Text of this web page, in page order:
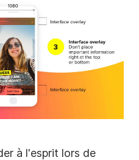
à l'esprit lors de